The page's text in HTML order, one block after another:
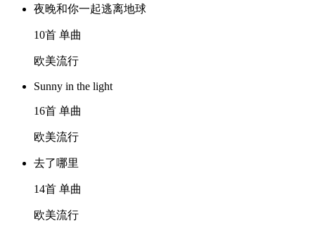
夜晚和你一起逃离地球
10首 单曲
欧美流行
Sunny in the light
16首 单曲
欧美流行
去了哪里
14首 单曲
欧美流行